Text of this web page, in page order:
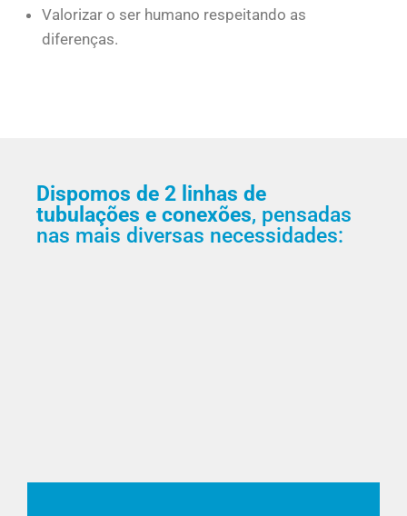
Valorizar o ser humano respeitando as
diferenças.
Dispomos de 2 linhas de
tubulações e conexões, pensadas
nas mais diversas necessidades: